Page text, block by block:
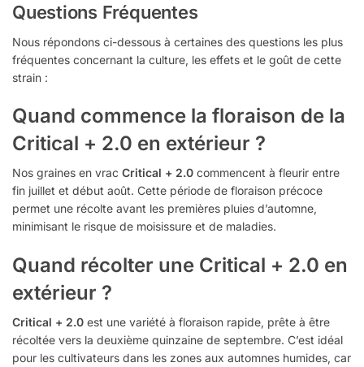
Questions Fréquentes
Nous répondons ci-dessous à certaines des questions les plus
fréquentes concernant la culture, les effets et le goût de cette
strain :
Quand commence la floraison de la
Critical + 2.0 en extérieur ?
Nos graines en vrac Critical + 2.0 commencent à fleurir entre
fin juillet et début août. Cette période de floraison précoce
permet une récolte avant les premières pluies d’automne,
minimisant le risque de moisissure et de maladies.
Quand récolter une Critical + 2.0 en
extérieur ?
Critical + 2.0 est une variété à floraison rapide, prête à être
récoltée vers la deuxième quinzaine de septembre. C’est idéal
pour les cultivateurs dans les zones aux automnes humides, car